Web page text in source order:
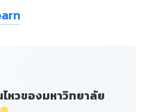
หวของมหาวิทยาลัย